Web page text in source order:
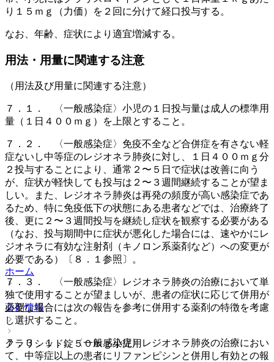
り１５ｍｇ（力価）を２回に分けて経口投与する。
なお、年齢、症状により適宜増減する。
用法・用量に関連する注意
（用法及び用量に関連する注意）
７．１． 〈一般感染症〉小児の１日投与量は成人の標準用
量（１日４００ｍｇ）を上限とすること。
７．２． 〈一般感染症〉免疫不全など合併症を有さない軽
症ないし中等症のレジオネラ肺炎に対し、１日４００ｍｇ分
２投与することにより、通常２〜５日で症状は改善に向う
が、症状が軽快しても投与は２〜３週間継続することが望ま
しい。また、レジオネラ肺炎は再発の頻度が高い感染症であ
るため、特に免疫低下の状態にある患者などでは、治療終了
後、更に２〜３週間投与を継続し症状を観察する必要がある
（なお、投与期間中に症状が悪化した場合には、速やかにレ
ジオネラに有効な注射剤（キノロン系薬剤など）への変更が
必要である）〔８．１参照〕。
７．３． 〈一般感染症〉レジオネラ肺炎の治療において単
独で使用することが望ましいが、患者の症状に応じて併用が
必要な場合には次の報告を参考に併用する薬剤の特徴を考慮
し選択すること。
７．３．１． 〈一般感染症〉レジオネラ肺炎の治療におい
て、中等症以上の患者にリファンピシンと併用し有効との報
ホーム
薬剤情報
クラリシッド錠５０ｍｇ小児用